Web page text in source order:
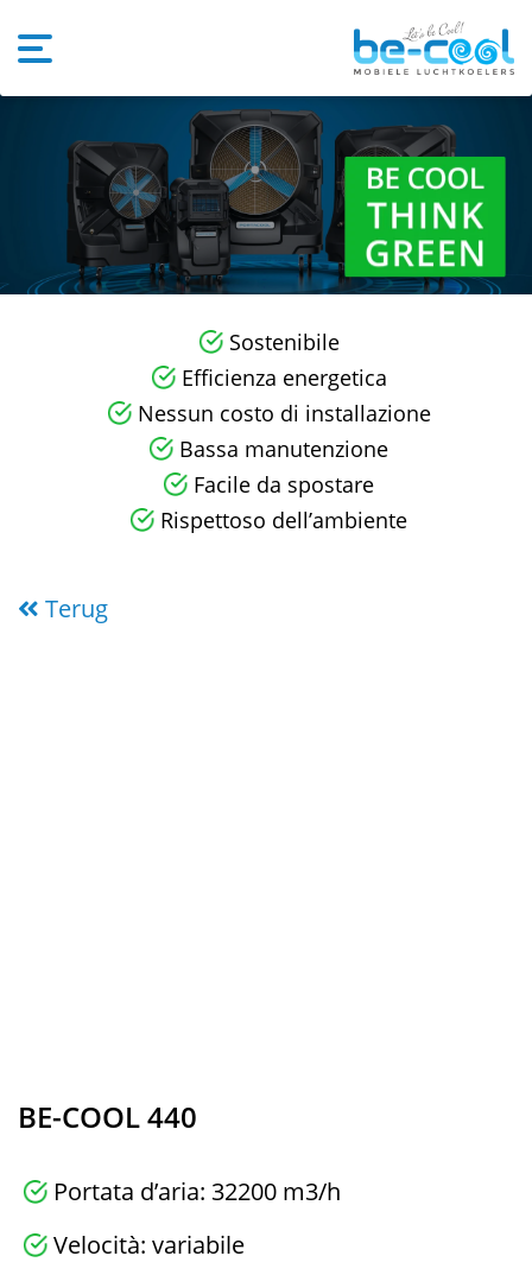
Sostenibile
Efficienza energetica
Nessun costo di installazione
Bassa manutenzione
Facile da spostare
Rispettoso dell’ambiente
Terug
BE-COOL 440
Portata d’aria: 32200 m3/h
Velocità: variabile